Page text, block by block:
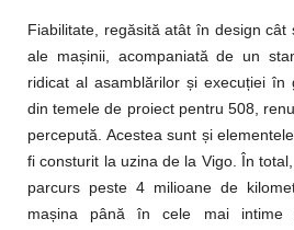
Fiabilitate, regăsită atât în design
ale mașinii, acompaniată de un
ridicat al asamblărilor și execuției
din temele de proiect pentru 508,
percepută. Acestea sunt și
fi consturit la uzina de la Vigo. În
parcurs peste 4 milioane de
mașina până în cele mai intime